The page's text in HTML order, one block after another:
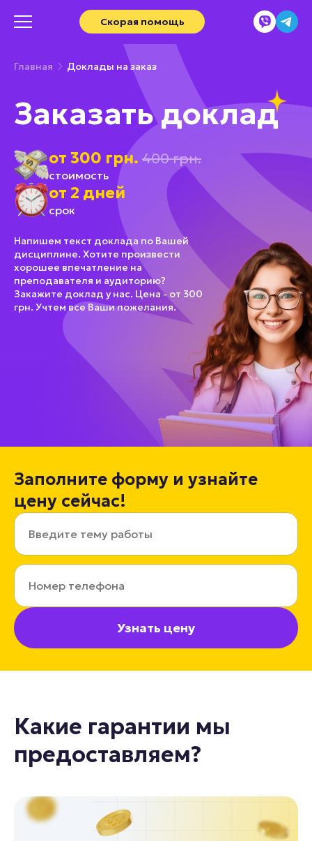
Скорая помощь
Главная Доклады на заказ
Заказать доклад
от 300 грн. 400 грн.
стоимость
от 2 дней
срок
Напишем текст доклада по Вашей
дисциплине. Хотите произвести
хорошее впечатление на
преподавателя и аудиторию?
Закажите доклад у нас. Цена - от 300
грн. Учтем все Ваши пожелания.
Заполните форму и узнайте
цену сейчас!
Узнать цену
Какие гарантии мы
предоставляем?